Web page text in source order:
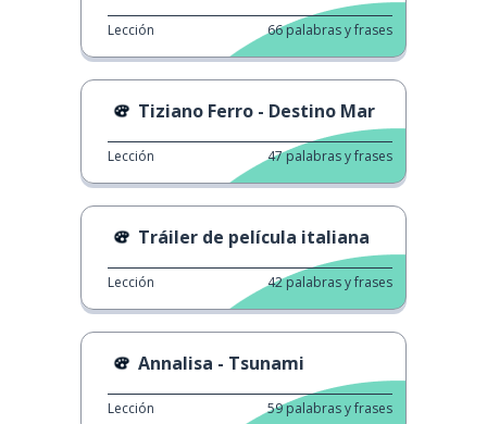
Lección 66palabras y frases
Tiziano Ferro - Destino Mar
Lección 47palabras y frases
Tráiler de película italiana
Lección 42palabras y frases
Annalisa - Tsunami
Lección 59palabras y frases